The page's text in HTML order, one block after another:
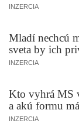
INZERCIA
Mladí nechcú
sveta by ich
INZERCIA
Kto vyhrá MS
a akú formu
INZERCIA